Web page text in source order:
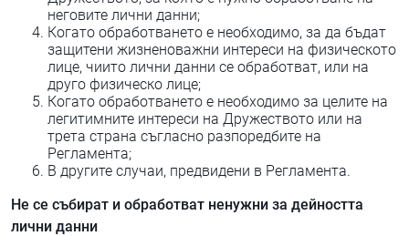
неговите лични данни;
Когато обработването е необходимо, за да бъдат
защитени жизненоважни интереси на физическото
лице, чиито лични данни се обработват, или на
друго физическо лице;
Когато обработването е необходимо за целите на
легитимните интереси на Дружеството или на
трета страна съгласно разпоредбите на
Регламента;
В другите случаи, предвидени в Регламента.
Не се събират и обработват ненужни за дейността
лични данни